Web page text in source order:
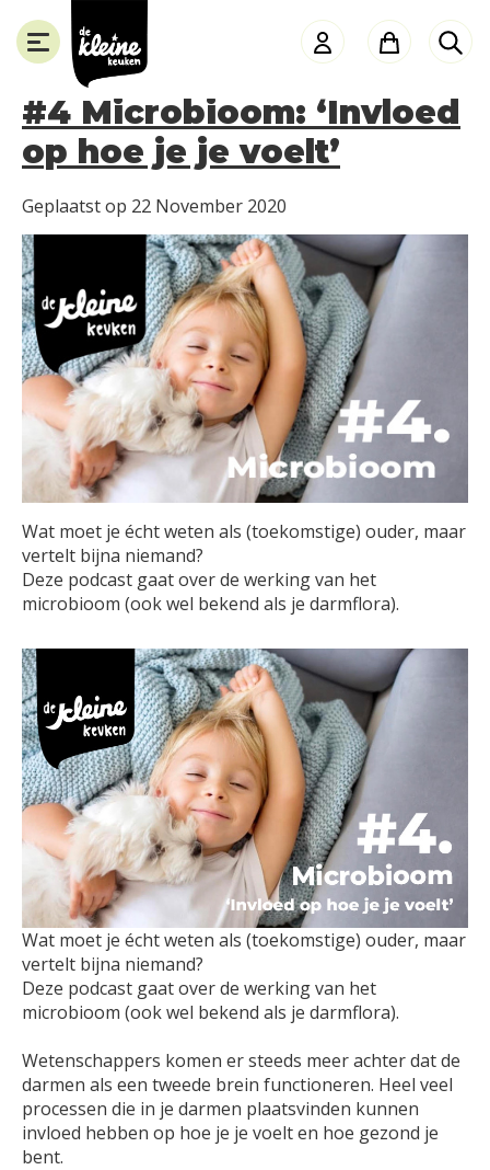
de
Kleine
Keuken
SLUITEN
#4 Microbioom: ‘Invloed
op hoe je je voelt’
Geplaatst op 22 November 2020
Wat moet je écht weten als (toekomstige) ouder, maar
vertelt bijna niemand?
Deze podcast gaat over de werking van het
microbioom (ook wel bekend als je darmflora).
Wat moet je écht weten als (toekomstige) ouder, maar
vertelt bijna niemand?
Deze podcast gaat over de werking van het
microbioom (ook wel bekend als je darmflora).
Wetenschappers komen er steeds meer achter dat de
darmen als een tweede brein functioneren. Heel veel
processen die in je darmen plaatsvinden kunnen
invloed hebben op hoe je je voelt en hoe gezond je
bent.